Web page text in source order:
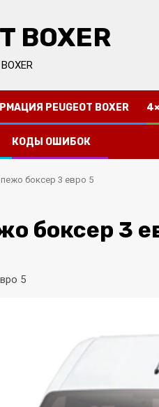
BOXER
PEUGEOT BOXER
КОДЫ ОШИБОК
боксер 3 евро 5
боксер 3
5